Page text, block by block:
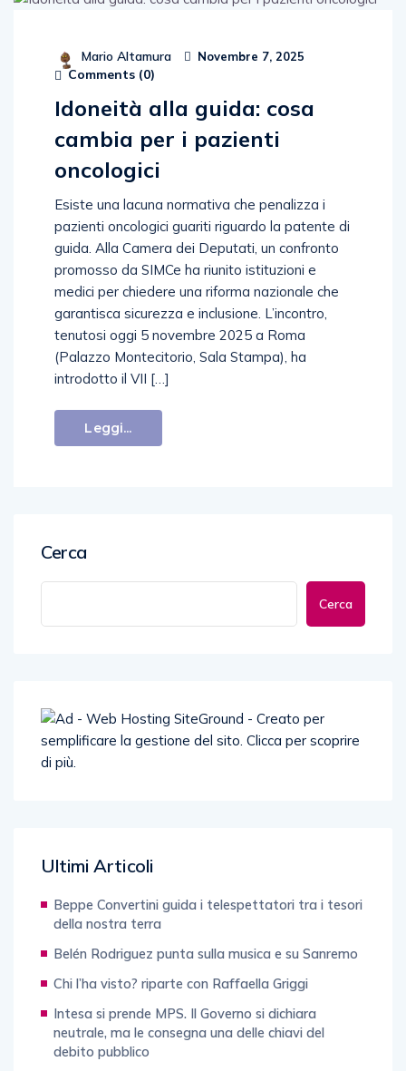
Mario Altamura Novembre 7, 2025
Comments (0)
Idoneità alla guida: cosa
cambia per i pazienti
oncologici
Esiste una lacuna normativa che penalizza i
pazienti oncologici guariti riguardo la patente di
guida. Alla Camera dei Deputati, un confronto
promosso da SIMCe ha riunito istituzioni e
medici per chiedere una riforma nazionale che
garantisca sicurezza e inclusione. L’incontro,
tenutosi oggi 5 novembre 2025 a Roma
(Palazzo Montecitorio, Sala Stampa), ha
introdotto il VII […]
Leggi...
Cerca
Cerca
Ultimi Articoli
Beppe Convertini guida i telespettatori tra i tesori
della nostra terra
Belén Rodriguez punta sulla musica e su Sanremo
Chi l’ha visto? riparte con Raffaella Griggi
Intesa si prende MPS. Il Governo si dichiara
neutrale, ma le consegna una delle chiavi del
debito pubblico